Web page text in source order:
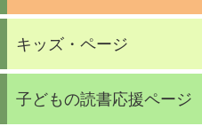
キッズ・ページ
子どもの読書応援ページ